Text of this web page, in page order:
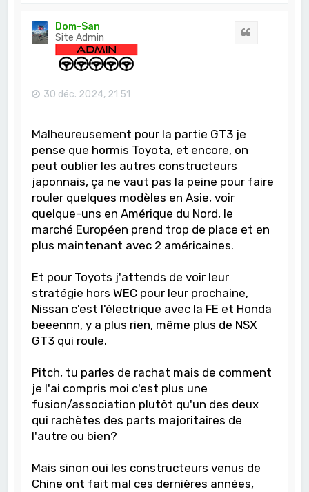
Dom-San
Site Admin
30 déc. 2024, 21:51
Malheureusement pour la partie GT3 je
pense que hormis Toyota, et encore, on
peut oublier les autres constructeurs
japonnais, ça ne vaut pas la peine pour faire
rouler quelques modèles en Asie, voir
quelque-uns en Amérique du Nord, le
marché Européen prend trop de place et en
plus maintenant avec 2 américaines.
Et pour Toyots j'attends de voir leur
stratégie hors WEC pour leur prochaine,
Nissan c'est l'électrique avec la FE et Honda
beeennn, y a plus rien, même plus de NSX
GT3 qui roule.
Pitch, tu parles de rachat mais de comment
je l'ai compris moi c'est plus une
fusion/association plutôt qu'un des deux
qui rachètes des parts majoritaires de
l'autre ou bien?
Mais sinon oui les constructeurs venus de
Chine ont fait mal ces dernières années,